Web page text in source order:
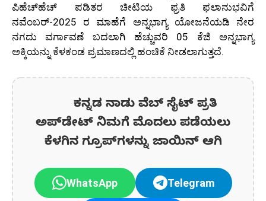
ಪಿಹೆಚ್‌ಹೆಚ್ ಪಡಿತರ ಚೀಟಿಯ ಫ್ರತಿ ಫಲಾನುಭವಿಗೆ
ನವೆಂಬರ್-2025 ರ ಮಾಹೆಗೆ ಅನ್ನಭಾಗ್ಯ ಯೋಜನೆಯಡಿ ನೇರ
ನಗದು ವರ್ಗಾವಣೆ ಬದಲಾಗಿ ಹೆಚ್ಚುವರಿ 05 ಕೆಜಿ ಅನ್ನಭಾಗ್ಯ
ಅಕ್ಕಿಯನ್ನು ಕೆಳಕಂಡ ಪ್ರಮಾಣದಲ್ಲಿ ಹಂಚಿಕೆ ನೀಡಲಾಗುತ್ತದೆ.
ಕನ್ನಡ ನಾಡು ವೆಬ್ ಸೈಟ್ ಪ್ರತಿ
ಅಪ್‌ಡೇಟ್‌ ನಿಮಗೆ ಮೊದಲು ಪಡೆಯಲು
ಕೆಳಗಿನ ಗ್ರೂಪ್‌ಗಳನ್ನು ಜಾಯಿನ್ ಆಗಿ
WhatsApp Telegram